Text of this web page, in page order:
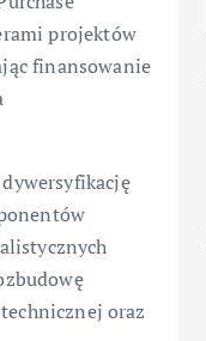
projektów
finansowanie
oraz